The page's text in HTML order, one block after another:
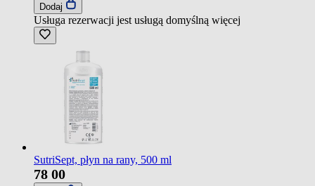
Dodaj
Usługa rezerwacji jest usługą domyślną więcej
SutriSept, płyn na rany, 500 ml
78 00